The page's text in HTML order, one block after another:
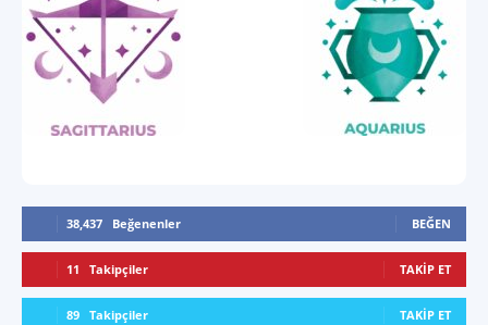
38,437 Beğenenler BEĞEN
11 Takipçiler TAKIP ET
89 Takipçiler TAKIP ET